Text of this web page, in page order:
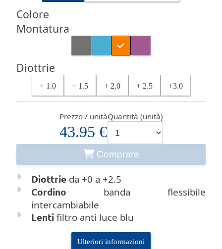
Colore
Montatura
Diottrie
+ 1.0 + 1.5 + 2.0 + 2.5 +3.0
Prezzo / unità
43.95 €
Quantità (unità)
Comprare
Diottrieda +0 a +2.5
Cordino banda flessibile
intercambiabile
Lentifiltro anti luce blu
Ulteriori informazioni